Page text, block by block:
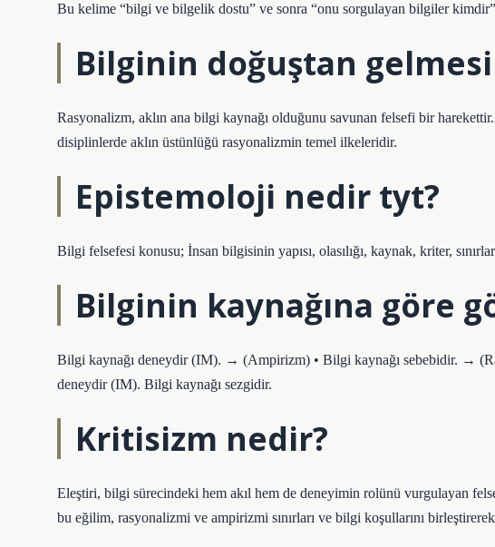
Bu kelime “bilgi ve bilgelik dostu” ve sonra “onu sorgulayan bilgiler kimdir”
Bilginin doğuştan
Rasyonalizm, aklın ana bilgi kaynağı olduğunu savunan felsefi bir
disiplinlerde aklın üstünlüğü rasyonalizmin temel ilkeleridir.
Epistemoloji nedir tyt?
Bilgi felsefesi konusu; İnsan bilgisinin yapısı, olasılığı, kaynak, kriter,
Bilginin kaynağına göre
Bilgi kaynağı deneydir (IM). → (Ampirizm) • Bilgi kaynağı sebebidir. →
deneydir (IM). Bilgi kaynağı sezgidir.
Kritisizm nedir?
Eleştiri, bilgi sürecindeki hem akıl hem de deneyimin rolünü vurgulayan
bu eğilim, rasyonalizmi ve ampirizmi sınırları ve bilgi koşullarını